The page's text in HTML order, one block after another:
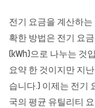
전기 요금을 계산하는
확한 방법은 전기 요
(kWh)으로 나누는 것
요약 한 것이지만 지
습니다.) 이제는 전기
국의 평균 유틸리티